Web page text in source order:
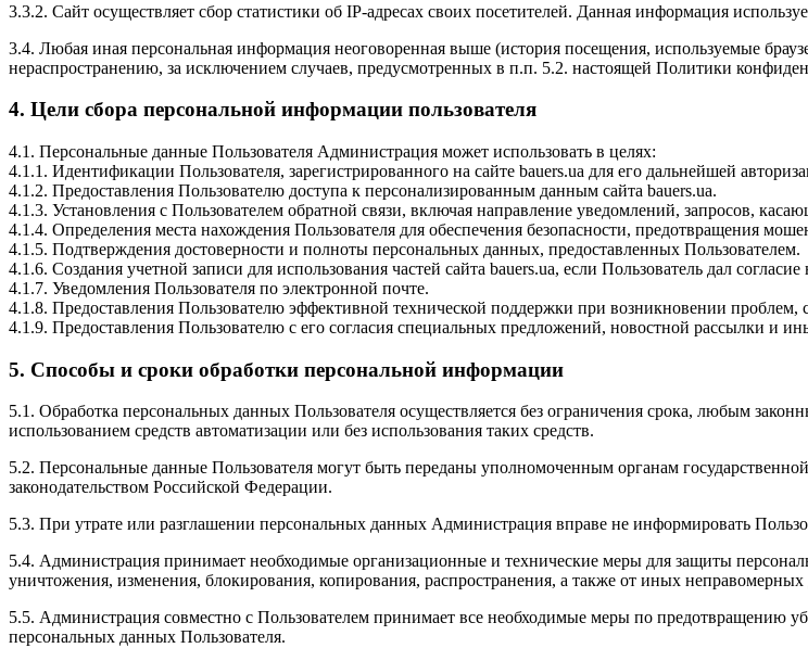
3.3.2. Сайт осуществляет сбор статистики об IP-адресах своих посетителей. Данная информация
3.4. Любая иная персональная информация неоговоренная выше (история посещения, используемые
нераспространению, за исключением случаев, предусмотренных в п.п. 5.2. настоящей Политики
4. Цели сбора персональной информации пользователя
4.1. Персональные данные Пользователя Администрация может использовать в целях:
4.1.1. Идентификации Пользователя, зарегистрированного на сайте bauers.ua для его дальнейшей
4.1.2. Предоставления Пользователю доступа к персонализированным данным сайта bauers.ua.
4.1.3. Установления с Пользователем обратной связи, включая направление уведомлений, запросов,
4.1.4. Определения места нахождения Пользователя для обеспечения безопасности, предотвращения
4.1.5. Подтверждения достоверности и полноты персональных данных, предоставленных Пользователем.
4.1.6. Создания учетной записи для использования частей сайта bauers.ua, если Пользователь дал
4.1.7. Уведомления Пользователя по электронной почте.
4.1.8. Предоставления Пользователю эффективной технической поддержки при возникновении проблем,
4.1.9. Предоставления Пользователю с его согласия специальных предложений, новостной рассылки и
5. Способы и сроки обработки персональной информации
5.1. Обработка персональных данных Пользователя осуществляется без ограничения срока, любым
использованием средств автоматизации или без использования таких средств.
5.2. Персональные данные Пользователя могут быть переданы уполномоченным органам
законодательством Российской Федерации.
5.3. При утрате или разглашении персональных данных Администрация вправе не информировать
5.4. Администрация принимает необходимые организационные и технические меры для защиты
уничтожения, изменения, блокирования, копирования, распространения, а также от иных неправомерных
5.5. Администрация совместно с Пользователем принимает все необходимые меры по предотвращению
персональных данных Пользователя.